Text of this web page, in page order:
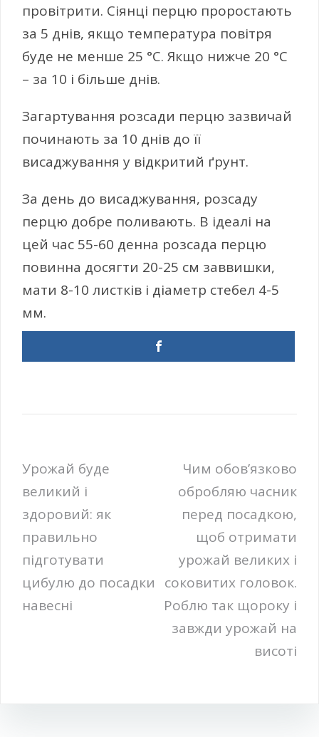
провітрити. Сіянці перцю проростають
за 5 днів, якщо температура повітря
буде не менше 25 °С. Якщо нижче 20 °С
– за 10 і більше днів.
Загартування розсади перцю зазвичай
починають за 10 днів до її
висаджування у відкритий ґрунт.
За день до висаджування, розсаду
перцю добре поливають. В ідеалі на
цей час 55-60 денна розсада перцю
повинна досягти 20-25 см заввишки,
мати 8-10 листків і діаметр стебел 4-5
мм.
Навігація
записів
Урожай буде
великий і
здоровий: як
правильно
підготувати
цибулю до посадки
навесні
Чим обов’язково
обробляю часник
перед посадкою,
щоб отримати
урожай великих і
соковитих головок.
Роблю так щороку і
завжди урожай на
висоті